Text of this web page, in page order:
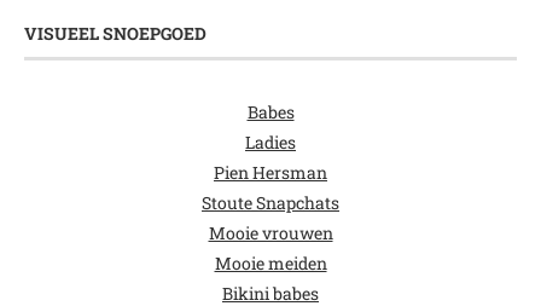
VISUEEL SNOEPGOED
Babes
Ladies
Pien Hersman
Stoute Snapchats
Mooie vrouwen
Mooie meiden
Bikini babes